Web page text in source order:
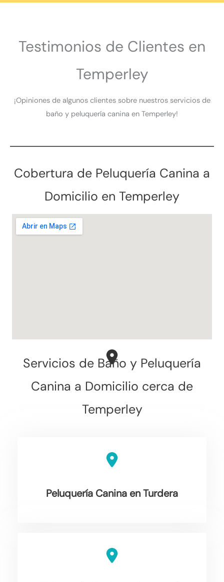
Testimonios de Clientes en
Temperley
¡Opiniones de algunos clientes sobre nuestros servicios de
baño y peluquería canina en Temperley!
Cobertura de Peluquería Canina a
Domicilio en Temperley
Servicios de Baño y Peluquería
Canina a Domicilio cerca de
Temperley
Peluquería Canina en Turdera